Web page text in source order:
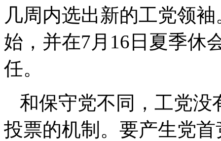
几周内选出新的工党领
始，并在7月16日夏季休
任。
和保守党不同，工党没
投票的机制。要产生党